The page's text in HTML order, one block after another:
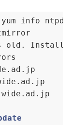
yum info
old. Install